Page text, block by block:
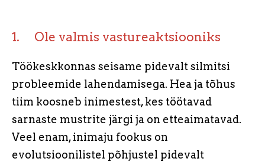
1. Ole valmis vastureaktsiooniks
Töökeskkonnas seisame pidevalt silmitsi
probleemide lahendamisega. Hea ja tõhus
tiim koosneb inimestest, kes töötavad
sarnaste mustrite järgi ja on etteaimatavad.
Veel enam, inimaju fookus on
evolutsioonilistel põhjustel pidevalt